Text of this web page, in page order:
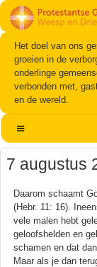
Het doel van ons
groeien in de
onderlinge
verbonden met,
en de wereld.
7 augustus
Daarom schaamt
(Hebr. 11: 16).
vele malen hebt
geloofshelden en
schamen en dat
Maar als je dan